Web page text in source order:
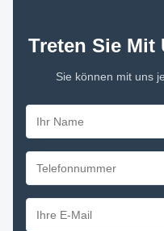
Treten Sie Mit
Sie können mit uns